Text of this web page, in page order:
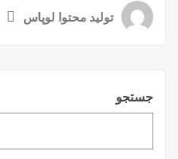
جستجو
تولید محتوا لوپاس